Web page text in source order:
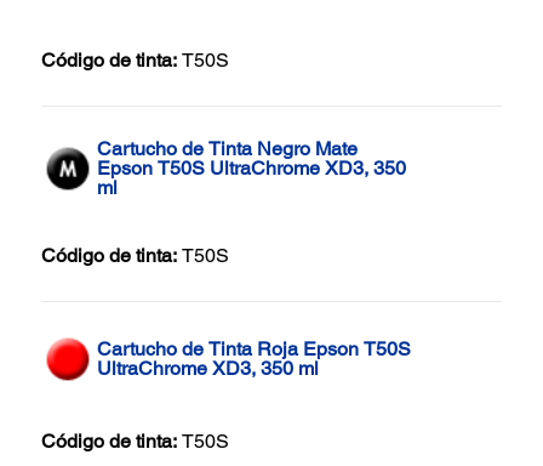
Código de tinta: T50S
Cartucho de Tinta Negro Mate
Epson T50S UltraChrome XD3, 350
ml
Código de tinta: T50S
Cartucho de Tinta Roja Epson T50S
UltraChrome XD3, 350 ml
Código de tinta: T50S